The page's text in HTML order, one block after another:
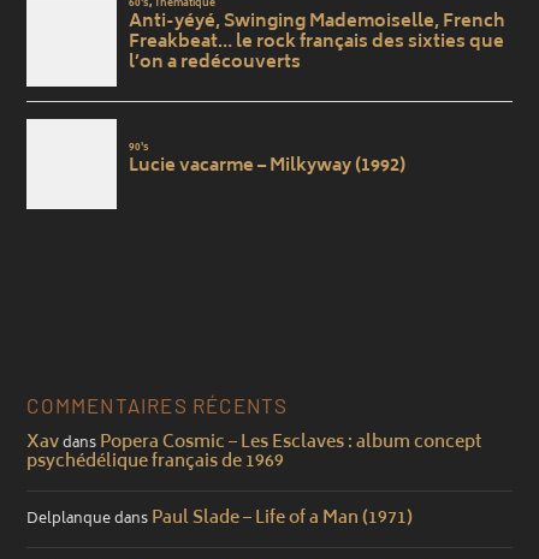
COMMENTAIRES RÉCENTS
XavdansPopera Cosmic – Les Esclaves : album concept
psychédélique français de 1969
DelplanquedansPaul Slade – Life of a Man (1971)